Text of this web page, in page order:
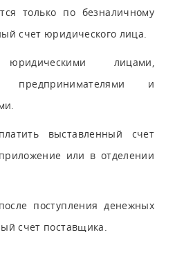
только по безналичному
счет юридического лица.
лицами,
предпринимателями и
выставленный счет
или в отделении
поступления денежных
счет поставщика.